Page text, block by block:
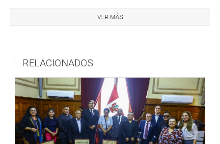
de Pricewaterhouse Coopers, para informar acerca del por
qué esa empresa no auditó los estados financieros de la
OFICINA DE COMUNICACIONES
VER MÁS
RELACIONADOS